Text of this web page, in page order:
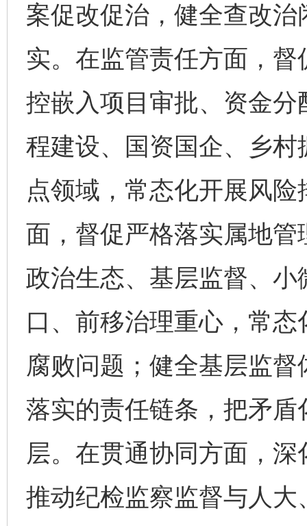
案促改促治，健全查改
实。在监管责任方面，
控嵌入项目审批、资金
程建设、国资国企、乡
点领域，常态化开展风
面，督促严格落实属地
政治生态、基层监督、
口、前移治理重心，常
腐败问题；健全基层监
落实的责任链条，把矛
层。在贯通协同方面，深
推动纪检监察监督与人